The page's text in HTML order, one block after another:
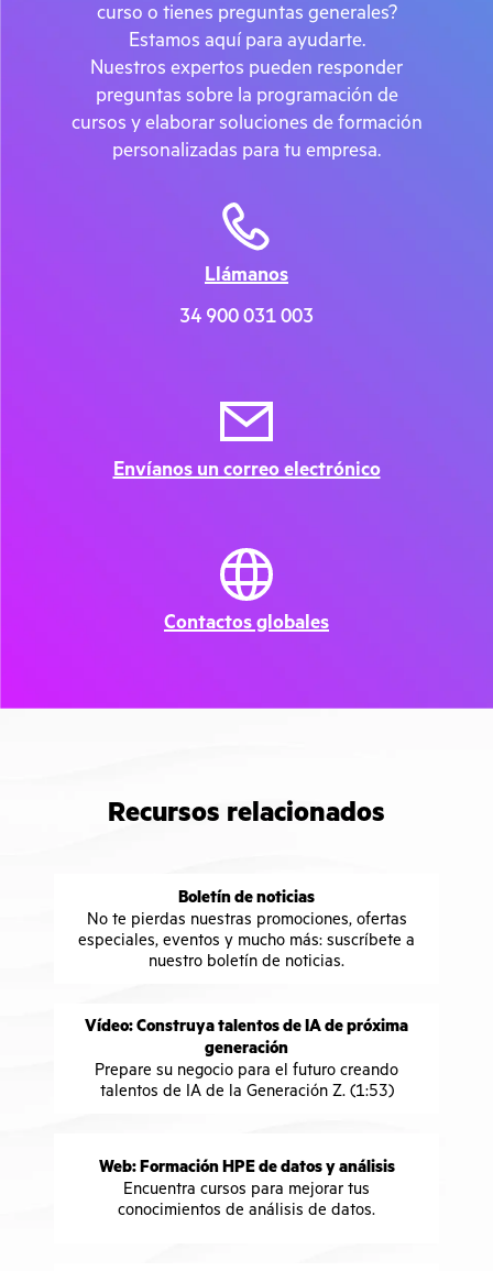
curso o tienes preguntas generales?
Estamos aquí para ayudarte.
Nuestros expertos pueden responder
preguntas sobre la programación de
cursos y elaborar soluciones de formación
personalizadas para tu empresa.
Llámanos
34 900 031 003
Envíanos un correo electrónico
Contactos globales
Recursos relacionados
Boletín de noticias
No te pierdas nuestras promociones, ofertas
especiales, eventos y mucho más: suscríbete a
nuestro boletín de noticias.
Vídeo: Construya talentos de IA de próxima
generación
Prepare su negocio para el futuro creando
talentos de IA de la Generación Z. (1:53)
Web: Formación HPE de datos y análisis
Encuentra cursos para mejorar tus
conocimientos de análisis de datos.